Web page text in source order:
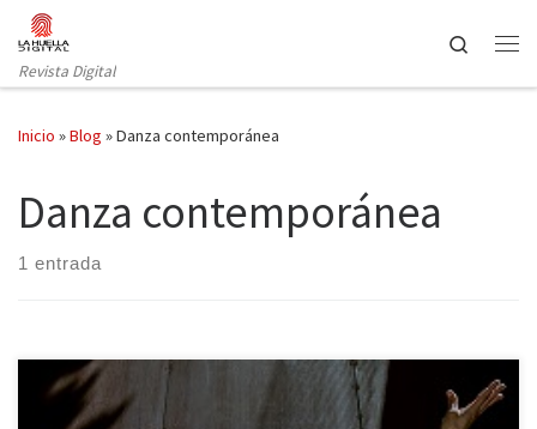
Saltar al contenido
Revista Digital
Search
Inicio »Blog »Danza contemporánea
Danza contemporánea
1 entrada